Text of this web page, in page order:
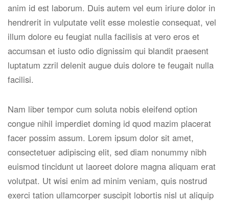
anim id est laborum. Duis autem vel eum iriure dolor in
hendrerit in vulputate velit esse molestie consequat, vel
illum dolore eu feugiat nulla facilisis at vero eros et
accumsan et iusto odio dignissim qui blandit praesent
luptatum zzril delenit augue duis dolore te feugait nulla
facilisi.
Nam liber tempor cum soluta nobis eleifend option
congue nihil imperdiet doming id quod mazim placerat
facer possim assum. Lorem ipsum dolor sit amet,
consectetuer adipiscing elit, sed diam nonummy nibh
euismod tincidunt ut laoreet dolore magna aliquam erat
volutpat. Ut wisi enim ad minim veniam, quis nostrud
exerci tation ullamcorper suscipit lobortis nisl ut aliquip